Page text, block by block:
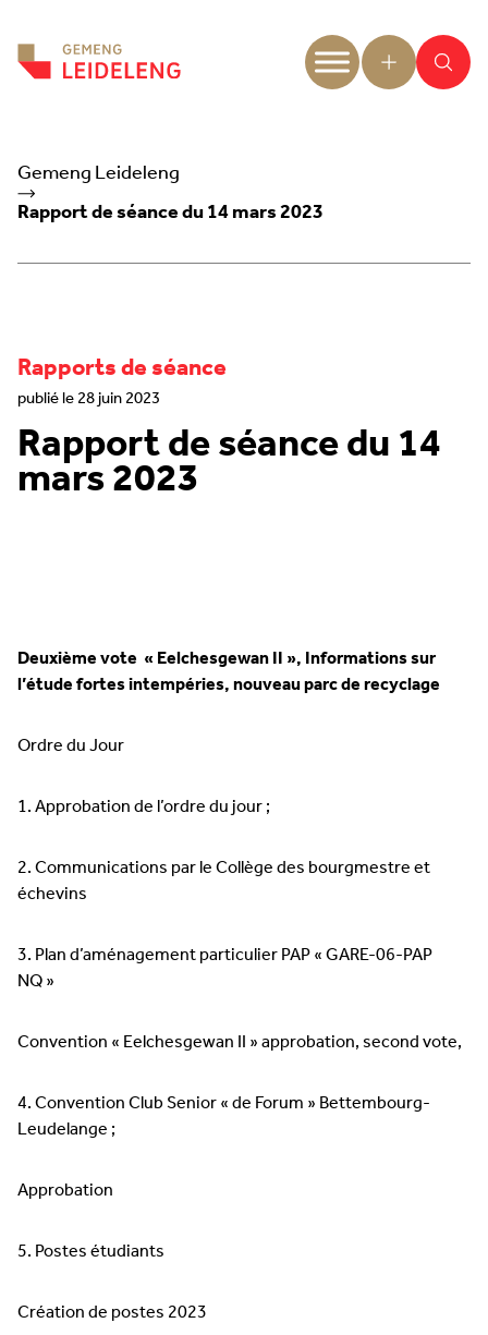
Gemeng Leideleng
Rapport de séance du 14 mars 2023
Rapports de séance
publié le 28 juin 2023
Rapport de séance du 14
mars 2023
Deuxième vote « Eelchesgewan II », Informations sur
l’étude fortes intempéries, nouveau parc de recyclage
Ordre du Jour
1. Approbation de l’ordre du jour ;
2. Communications par le Collège des bourgmestre et
échevins
3. Plan d’aménagement particulier PAP « GARE-06-PAP
NQ »
Convention « Eelchesgewan II » approbation, second vote,
4. Convention Club Senior « de Forum » Bettembourg-
Leudelange ;
Approbation
5. Postes étudiants
Création de postes 2023